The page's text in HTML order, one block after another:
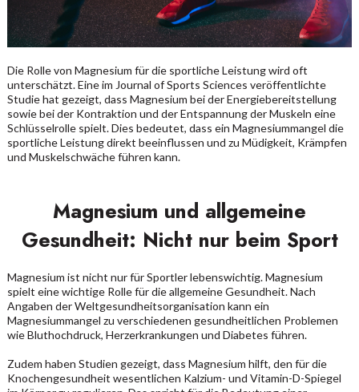
Die Rolle von Magnesium für die sportliche Leistung wird oft
unterschätzt. Eine im Journal of Sports Sciences veröffentlichte
Studie hat gezeigt, dass Magnesium bei der Energiebereitstellung
sowie bei der Kontraktion und der Entspannung der Muskeln eine
Schlüsselrolle spielt. Dies bedeutet, dass ein Magnesiummangel die
sportliche Leistung direkt beeinflussen und zu Müdigkeit, Krämpfen
und Muskelschwäche führen kann.
Magnesium und allgemeine
Gesundheit: Nicht nur beim Sport
Magnesium ist nicht nur für Sportler lebenswichtig. Magnesium
spielt eine wichtige Rolle für die allgemeine Gesundheit. Nach
Angaben der Weltgesundheitsorganisation kann ein
Magnesiummangel zu verschiedenen gesundheitlichen Problemen
wie Bluthochdruck, Herzerkrankungen und Diabetes führen.
Zudem haben Studien gezeigt, dass Magnesium hilft, den für die
Knochengesundheit wesentlichen Kalzium- und Vitamin-D-Spiegel